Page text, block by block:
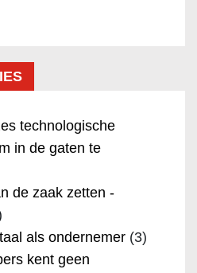
technologische
in de gaten te
de zaak zetten -
als ondernemer (3)
kent geen